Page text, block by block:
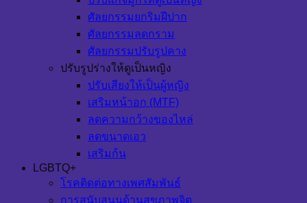
ศัลยกรรมยกริมฝีปาก
ศัลยกรรมลดกราม
ศัลยกรรมปรับรูปคาง
ปรับรูปร่างให้ดูเป็นหญิง
ปรับเสียงให้เป็นผู้หญิง
เสริมหน้าอก (MTF)
ลดความกว้างของไหล่
ลดขนาดเอว
เสริมก้น
LGBTQ+
โรคติดต่อทางเพศสัมพันธ์
การสนับสนุนด้านสุขภาพจิต